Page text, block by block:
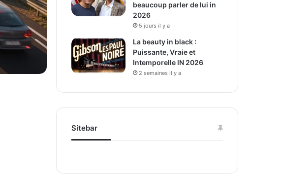
beaucoup parler de lui in
2026
5 jours il y a
La beauty in black :
Puissante, Vraie et
Intemporelle IN 2026
2 semaines il y a
Sitebar